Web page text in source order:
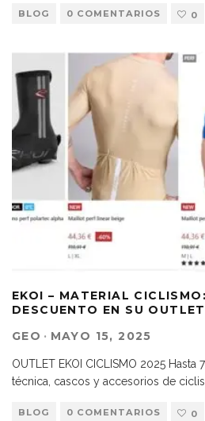
BLOG 0 COMENTARIOS 0
EKOI – MATERIAL
DESCUENTO EN SU OUTLET
GEO · MAYO 15, 2025
OUTLET EKOI CICLISMO 2025
técnica, cascos y accesorios de
BLOG 0 COMENTARIOS 0